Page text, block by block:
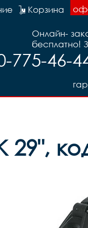
Корзина
Онлайн-
бесплатно!
775-46-
29",